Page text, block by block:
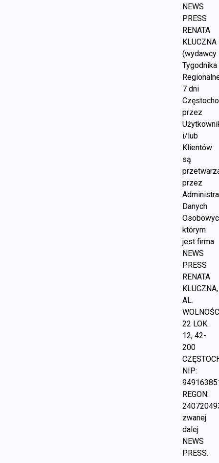
NEWS
PRESS
RENATA
KLUCZNA
(wydawcy
Tygodnika
7 dni
przez
i/lub
Klientów
są
przez
Danych
którym
jest firma
NEWS
PRESS
RENATA
KLUCZNA,
AL.
22 LOK.
12, 42-
200
NIP:
REGON:
zwanej
dalej
NEWS
PRESS.